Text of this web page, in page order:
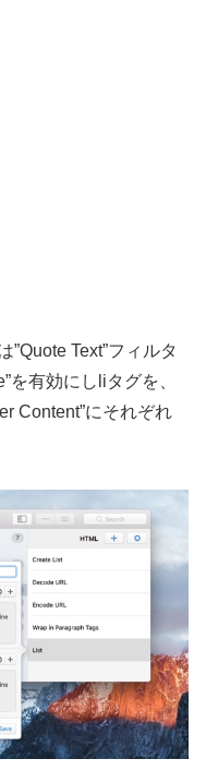
Text”フィルタ
を有効にしliタグを、
Content”にそれぞれ